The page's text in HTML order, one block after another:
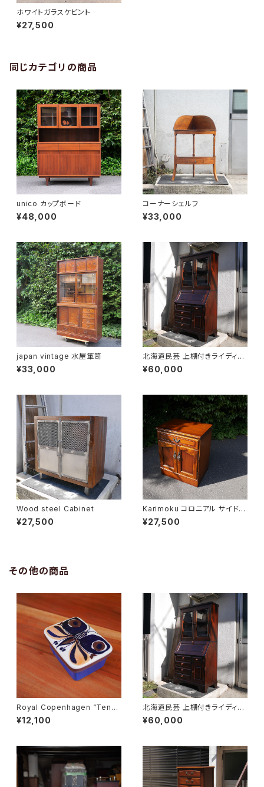
ホワイトガラスケビント
¥27,500
同じカテゴリの商品
unico カップボード
¥48,000
コーナーシェルフ
¥33,000
japan vintage 水屋箪笥
¥33,000
北海道民芸 上棚付きライディン
グビューロー
¥60,000
Wood steel Cabinet
¥27,500
Karimoku コロニアル サイドキ
ャビネット
¥27,500
その他の商品
Royal Copenhagen “Tener
a” Butter Case
¥12,100
北海道民芸 上棚付きライディン
グビューロー
¥60,000